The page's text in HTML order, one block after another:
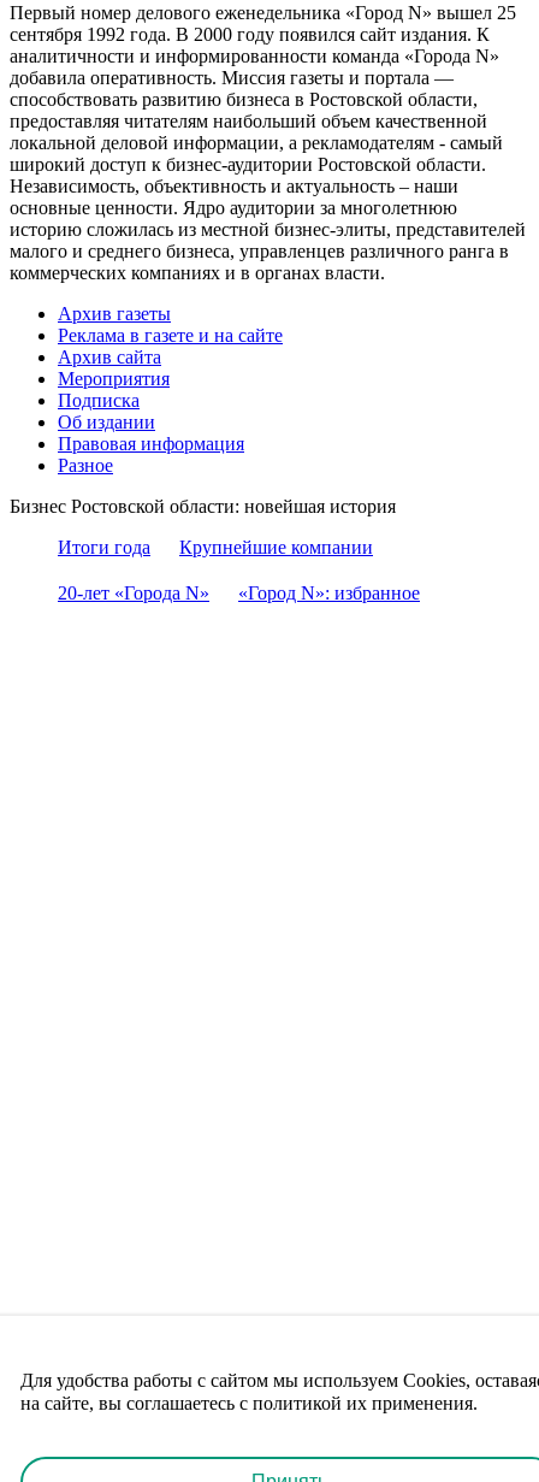
Первый номер делового еженедельника «Город N» вышел 25
сентября 1992 года. В 2000 году появился сайт издания. К
аналитичности и информированности команда «Города N»
добавила оперативность. Миссия газеты и портала —
способствовать развитию бизнеса в Ростовской области,
предоставляя читателям наибольший объем качественной
локальной деловой информации, а рекламодателям - самый
широкий доступ к бизнес-аудитории Ростовской области.
Независимость, объективность и актуальность – наши
основные ценности. Ядро аудитории за многолетнюю
историю сложилась из местной бизнес-элиты, представителей
малого и среднего бизнеса, управленцев различного ранга в
коммерческих компаниях и в органах власти.
Архив газеты
Реклама в газете и на сайте
Архив сайта
Мероприятия
Подписка
Об издании
Правовая информация
Разное
Бизнес Ростовской области: новейшая история
Итоги года
Крупнейшие компании
20-лет «Города N» «Город N»: избранное
Для удобства работы с сайтом мы используем Cookies,
на сайте, вы соглашаетесь с политикой их применения.